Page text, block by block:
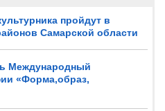
пройдут в
Самарской области
Международный
«Форма,образ,